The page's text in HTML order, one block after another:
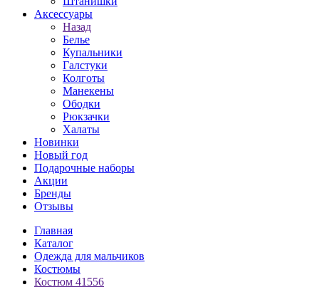
Аксессуары
Назад
Белье
Купальники
Галстуки
Колготы
Манекены
Ободки
Рюкзачки
Халаты
Новинки
Новый год
Подарочные наборы
Акции
Бренды
Отзывы
Главная
Каталог
Одежда для мальчиков
Костюмы
Костюм 41556